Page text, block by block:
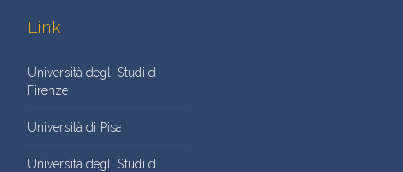
Link
Università degli Studi di
Firenze
Università di Pisa
Università degli Studi di